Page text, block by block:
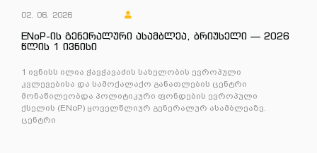
02. 06. 2026
ENoP-ის გენერალური ასამბლეა, ბრიუსელი — 2026
წლის 1 ივნისი
1 ივნისს ილია ჭავჭავაძის სახელობის ევროპული
კვლევებისა და სამოქალაქო განათლების ცენტრი
მონაწილეობდა პოლიტიკური ფონდების ევროპული
ქსელის (ENoP) ყოველწლიურ გენერალურ ასამბლეაზე.
ცენტრი